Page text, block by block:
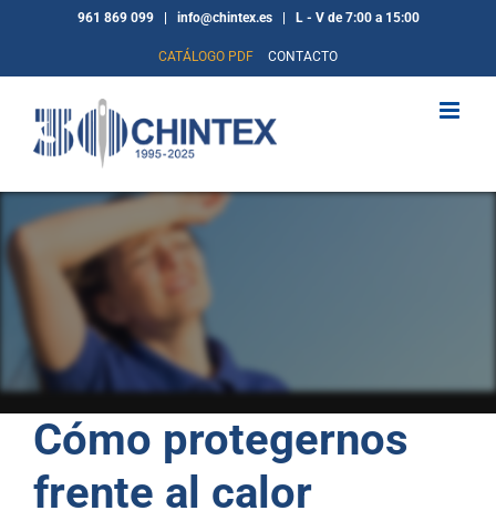
961 869 099 | info@chintex.es | L - V de 7:00 a 15:00
CATÁLOGO PDF CONTACTO
Cómo protegernos
frente al calor